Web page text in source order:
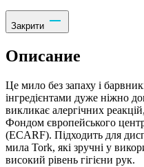
Закрити
Описание
Це мило без запаху і
інгредієнтами дуже ніжно
викликає алергічних
Фондом європейського
(ECARF). Підходить для
мила Tork, які зручні у
високий рівень гігієни рук.